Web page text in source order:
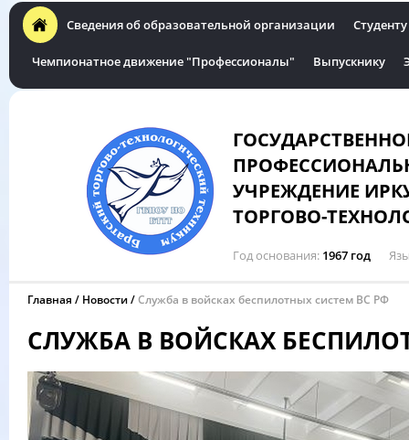
Сведения об образовательной организации Студенту
Чемпионатное движение "Профессионалы" Выпускнику
УЧРЕЖДЕНИЕ
ТОРГОВО-
Год основания 1967 год
Главная Новости Служба в войсках беспилотных систем ВС РФ
СЛУЖБА В ВОЙСКАХ